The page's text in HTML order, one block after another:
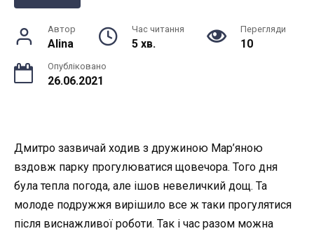
Автор
Alina
Час читання
5 хв.
Перегляди
10
Опубліковано
26.06.2021
Дмитро зазвичай ходив з дружиною Мар’яною
вздовж парку прогулюватися щовечора. Того дня
була тепла погода, але ішов невеличкий дощ. Та
молоде подружжя вирішило все ж таки прогулятися
після виснажливої роботи. Так і час разом можна